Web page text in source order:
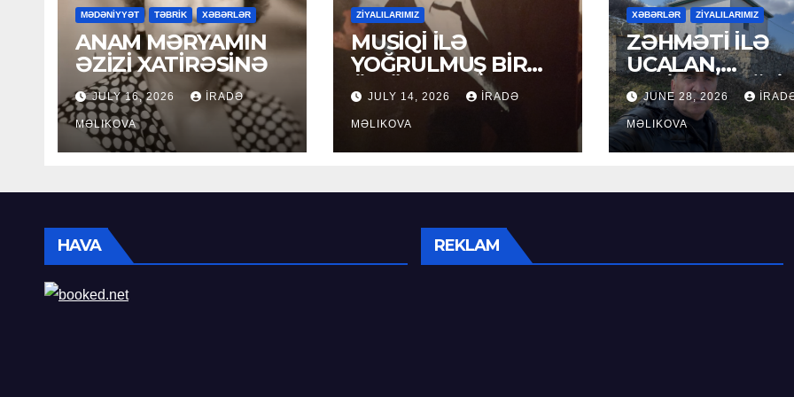
MƏDƏNİYYƏT TƏBRİK XƏBƏRLƏR
ANAM MƏRYAMIN
ƏZİZİ XATİRƏSİNƏ
JULY 16, 2026 İRADƏ
MƏLIKOVA
ZİYALILARIMIZ
MUSİQİ İLƏ
YOĞRULMUŞ BİR
ÖMÜR
JULY 14, 2026 İRADƏ
MƏLIKOVA
XƏBƏRLƏR ZİYALILARIMIZ
ZƏHMƏTİ İLƏ
UCALAN,
XEYİRXAHLIĞI
SEÇİLƏN: HACI
RAMAZAN
JUNE 28, 2026
MƏLIKOVA
HAVA REKLAM